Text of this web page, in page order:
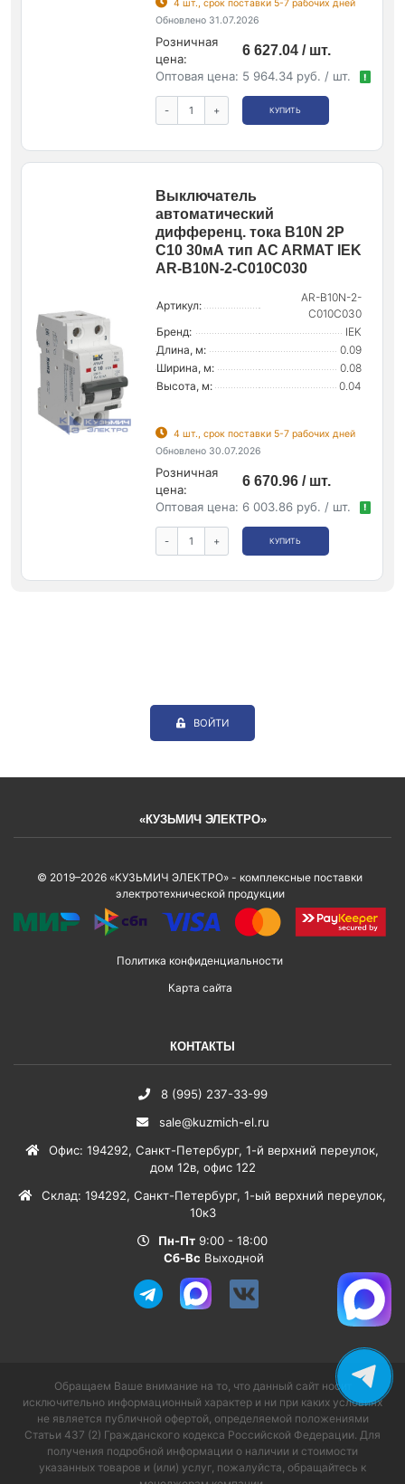
4 шт., срок поставки 5-7 рабочих дней
Обновлено 31.07.2026
Розничная
цена:
6 627.04 / шт.
Оптовая цена: 5 964.34 руб. / шт. !
- + КУПИТЬ
Выключатель
автоматический
дифференц. тока B10N 2P
C10 30мА тип AC ARMAT IEK
AR-B10N-2-C010C030
Артикул:
AR-B10N-2-
C010C030
Бренд:
IEK
Длина, м:
0.09
Ширина, м:
0.08
Высота, м:
0.04
4 шт., срок поставки 5-7 рабочих дней
Обновлено 30.07.2026
Розничная
цена:
6 670.96 / шт.
Оптовая цена: 6 003.86 руб. / шт. !
- + КУПИТЬ
ВОЙТИ
«КУЗЬМИЧ ЭЛЕКТРО»
© 2019–2026 «КУЗЬМИЧ ЭЛЕКТРО» - комплексные поставки
электротехнической продукции
Политика конфиденциальности
Карта сайта
КОНТАКТЫ
8 (995) 237-33-99
sale@kuzmich-el.ru
Офис: 194292, Санкт-Петербург, 1-й верхний переулок,
дом 12в, офис 122
Склад: 194292, Санкт-Петербург, 1-ый верхний переулок,
10к3
Пн-Пт 9:00 - 18:00
Сб-Вс Выходной
Обращаем Ваше внимание на то, что данный сайт носит
исключительно информационный характер и ни при каких условиях
не является публичной офертой, определяемой положениями
Статьи 437 (2) Гражданского кодекса Российской Федерации. Для
получения подробной информации о наличии и стоимости
указанных товаров и (или) услуг, пожалуйста, обращайтесь к